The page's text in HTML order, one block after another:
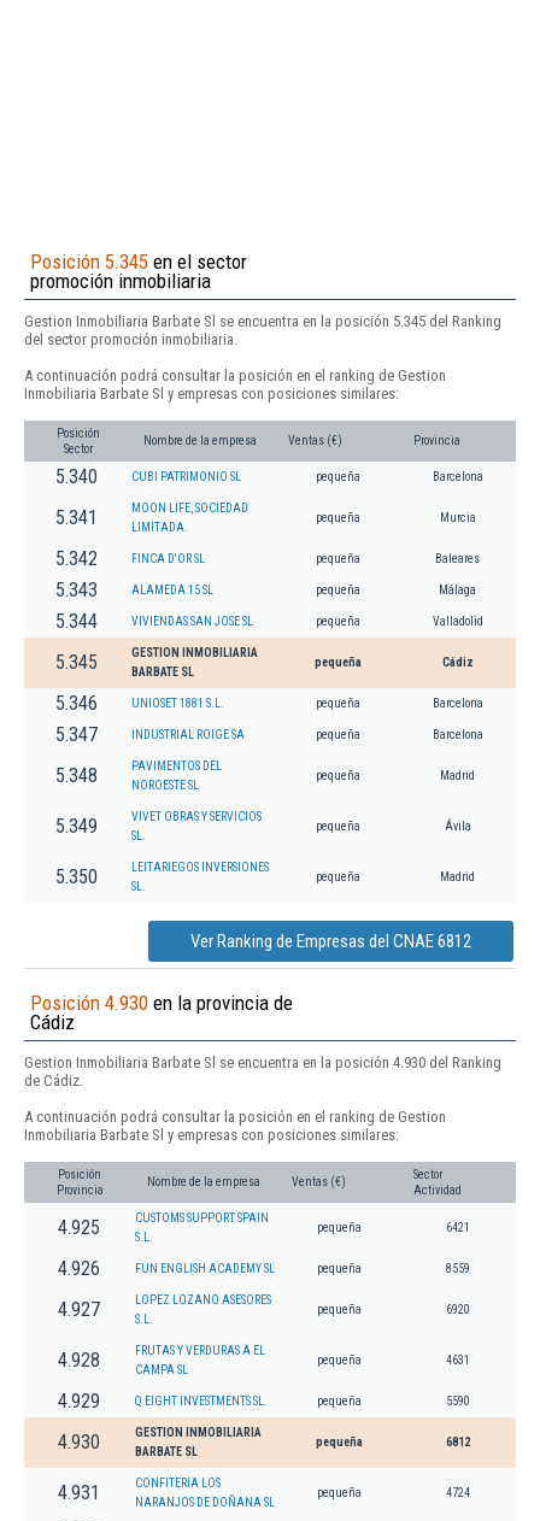
Posición 5.345 en el sector
promoción inmobiliaria
Gestion Inmobiliaria Barbate Sl se encuentra en la posición 5.345 del Ranking
del sector promoción inmobiliaria.
A continuación podrá consultar la posición en el ranking de Gestion
Inmobiliaria Barbate Sl y empresas con posiciones similares:
Posición
Sector
Nombre de la empresa Ventas (€) Provincia
5.340 CUBI PATRIMONIO SL pequeña Barcelona
5.341
MOON LIFE, SOCIEDAD
LIMITADA.
pequeña Murcia
5.342 FINCA D'OR SL pequeña Baleares
5.343 ALAMEDA 15 SL pequeña Málaga
5.344 VIVIENDAS SAN JOSE SL pequeña Valladolid
5.345
GESTION INMOBILIARIA
BARBATE SL
pequeña Cádiz
5.346 UNIOSET 1881 S.L. pequeña Barcelona
5.347 INDUSTRIAL ROIGE SA pequeña Barcelona
5.348
PAVIMENTOS DEL
NOROESTE SL
pequeña Madrid
5.349
VIVET OBRAS Y SERVICIOS
SL.
pequeña Ávila
5.350
LEITARIEGOS INVERSIONES
SL.
pequeña Madrid
Ver Ranking de Empresas del CNAE 6812
Posición 4.930 en la provincia de
Cádiz
Gestion Inmobiliaria Barbate Sl se encuentra en la posición 4.930 del Ranking
de Cádiz.
A continuación podrá consultar la posición en el ranking de Gestion
Inmobiliaria Barbate Sl y empresas con posiciones similares:
Posición
Provincia
Nombre de la empresa Ventas (€)
Sector
Actividad
4.925
CUSTOMS SUPPORT SPAIN
S.L.
pequeña 6421
4.926 FUN ENGLISH ACADEMY SL pequeña 8559
4.927
LOPEZ LOZANO ASESORES
S.L.
pequeña 6920
4.928
FRUTAS Y VERDURAS A EL
CAMPA SL
pequeña 4631
4.929 Q EIGHT INVESTMENTS SL. pequeña 5590
4.930
GESTION INMOBILIARIA
BARBATE SL
pequeña 6812
4.931
CONFITERIA LOS
NARANJOS DE DOÑANA SL
pequeña 4724